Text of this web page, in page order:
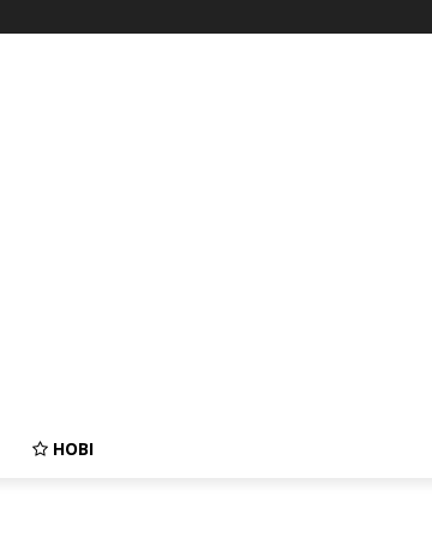
HOBI